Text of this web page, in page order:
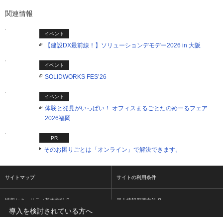
関連情報
イベント
【建設DX最前線！】ソリューションデモデー2026 in 大阪
イベント
SOLIDWORKS FES’26
イベント
体験と発見がいっぱい！ オフィスまるごとたのめーるフェア
2026福岡
PR
そのお困りごとは「オンライン」で解決できます。
導入を検討されている方へ
サイトマップ サイトの利用条件
情報セキュリティ基本方針 個人情報保護方針